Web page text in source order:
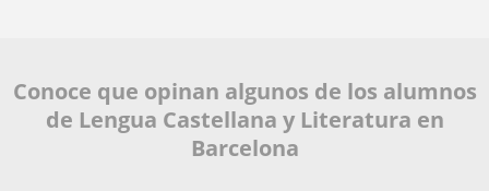
Conoce que opinan algunos de los alumnos
de Lengua Castellana y Literatura en
Barcelona